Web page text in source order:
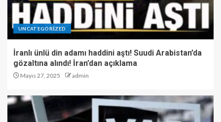
UNCATEGORIZED
İranlı ünlü din adamı haddini aştı! Suudi Arabistan’da
gözaltına alındı! İran’dan açıklama
Mayıs 27, 2025 admin